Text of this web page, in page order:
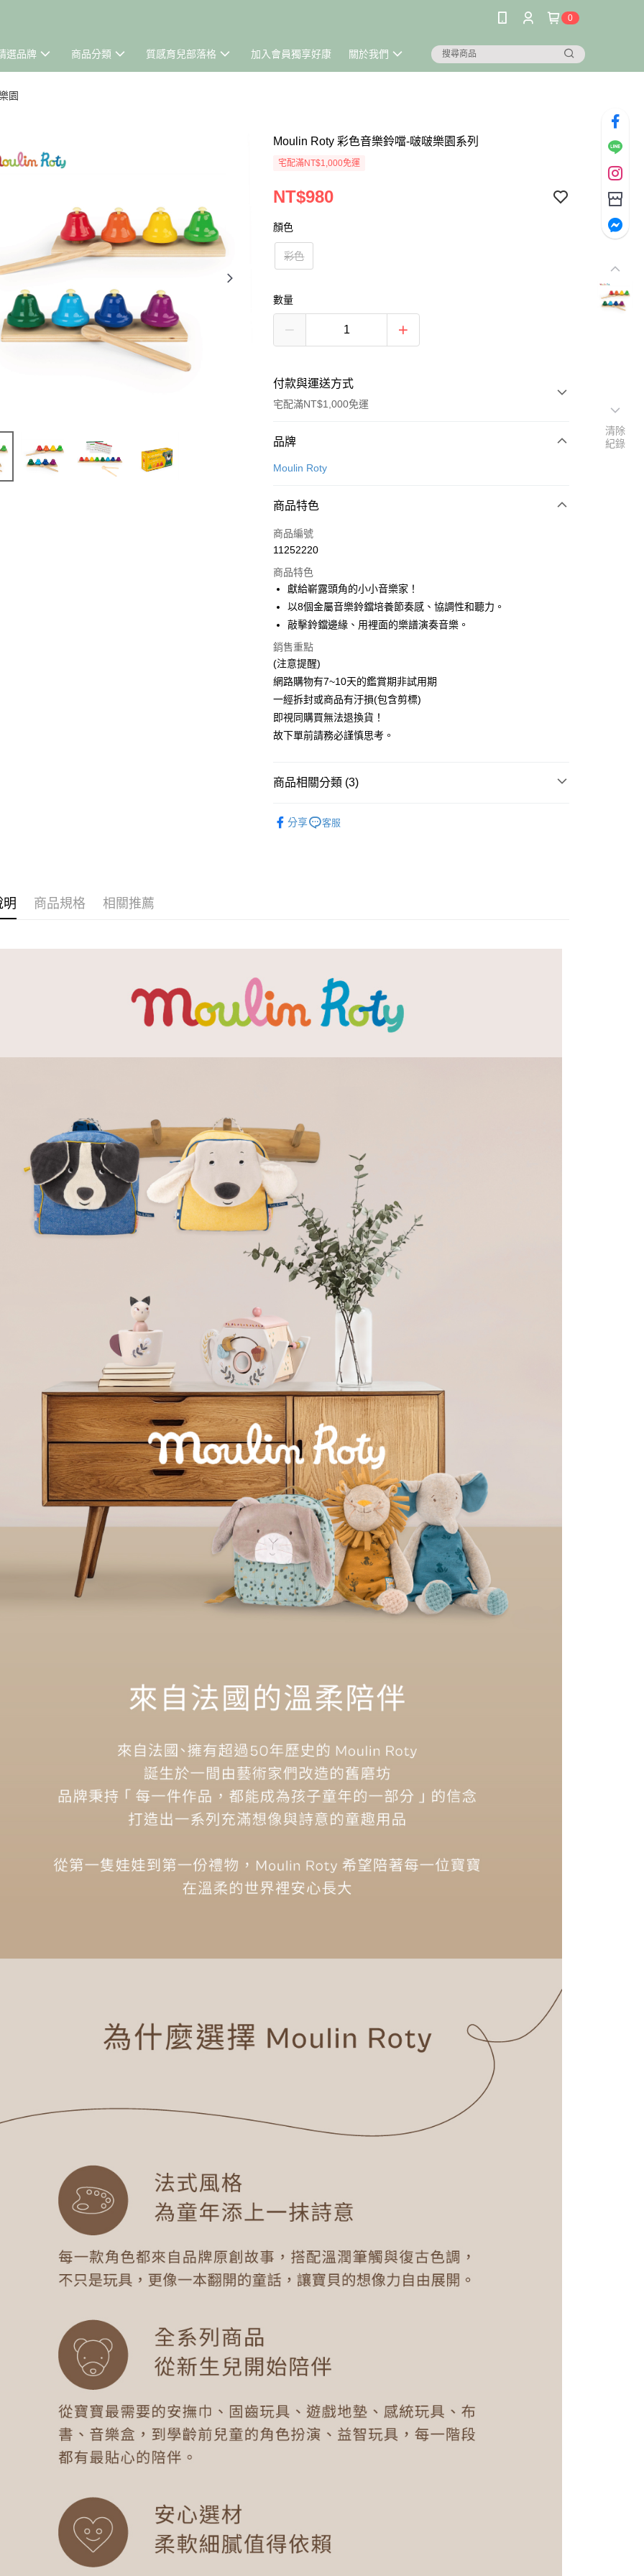
0
選品牌 商品分類 質感育兒部落格 加入會員獨享好康 關於我們
園
Moulin Roty 彩色音樂鈴噹-啵啵樂園系列
宅配滿NT$1,000免運
NT$980
顏色
彩色
數量
付款與運送方式
宅配滿NT$1,000免運
付款方式
信用卡一次付款
ATM付款
運送方式
新航貨運
每筆NT$150，滿NT$1,000(含以上)免運費
新航貨運-外島(每件)
每筆NT$450
品牌
Moulin Roty
商品特色
商品編號
11252220
商品特色
獻給嶄露頭角的小小音樂家！
以8個金屬音樂鈴鐺培養節奏感、協調性和聽力。
敲擊鈴鐺邊緣、用裡面的樂譜演奏音樂。
銷售重點
(注意提醒)
網路購物有7~10天的鑑賞期非試用期
一經拆封或商品有汙損(包含剪標)
即視同購買無法退換貨！
故下單前請務必謹慎思考。
商品相關分類 (3)
分享 客服
明 商品規格 相關推薦
清除
紀錄